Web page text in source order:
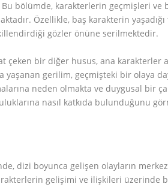
Bu bölümde, karakterlerin geçmişleri
Özellikle, baş karakterin
gözler önüne serilmektedir.
çeken bir diğer husus, ana karakterler
yaşanan gerilim, geçmişteki bir olaya
neden olmakta ve duygusal bir
nasıl katkıda bulunduğunu
dizi boyunca gelişen olayların
gelişimi ve ilişkileri üzerinde